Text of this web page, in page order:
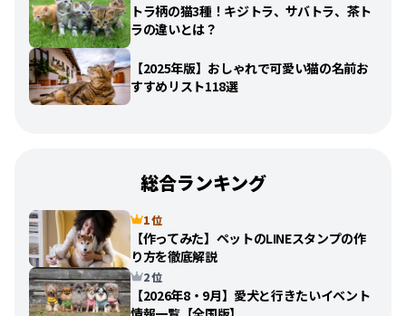
トラ柄の猫3種！キジトラ、サバトラ、茶ト
ラの違いとは？
【2025年版】おしゃれで可愛い猫の名前お
すすめリスト118選
総合ランキング
1 位
【作ってみた】ペットのLINEスタンプの作
り方を徹底解説
2 位
【2026年8・9月】愛犬と行きたいイベント